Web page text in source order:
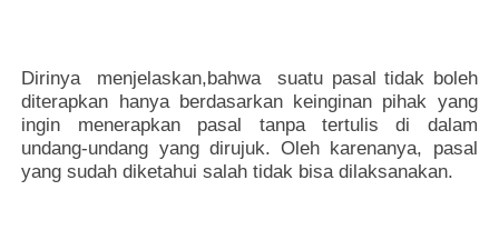
Dirinya menjelaskan,bahwa suatu pasal tidak boleh
diterapkan hanya berdasarkan keinginan pihak yang
ingin menerapkan pasal tanpa tertulis di dalam
undang-undang yang dirujuk. Oleh karenanya, pasal
yang sudah diketahui salah tidak bisa dilaksanakan.